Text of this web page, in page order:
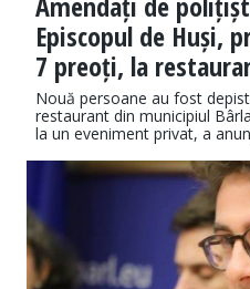
Episcopul de Huși,
7 preoți, la
Nouă persoane au fost
restaurant din municipiul
la un eveniment privat, a